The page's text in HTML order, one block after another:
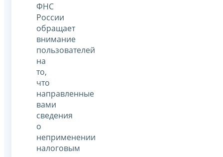
ФНС
России
обращает
внимание
пользователей
на
то,
что
направленные
вами
сведения
о
неприменении
налоговым